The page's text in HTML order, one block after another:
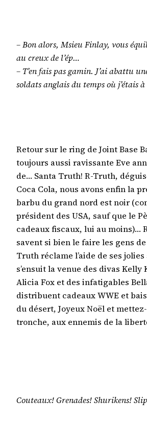
– Bon alors, Msieu Finlay, vous
au creux de l’ép…
– T’en fais pas gamin. J’ai abattu
soldats anglais du temps où j’étais à
Retour sur le ring de Joint Base
toujours aussi ravissante Eve
de… Santa Truth! R-Truth,
Coca Cola, nous avons enfin la
barbu du grand nord est noir
président des USA, sauf que le
cadeaux fiscaux, lui au moins)…
savent si bien le faire les gens
Truth réclame l’aide de ses
s’ensuit la venue des divas Kelly
Alicia Fox et des infatigables
distribuent cadeaux WWE et
du désert, Joyeux Noël et
tronche, aux ennemis de la
Couteaux! Grenades! Shurikens!